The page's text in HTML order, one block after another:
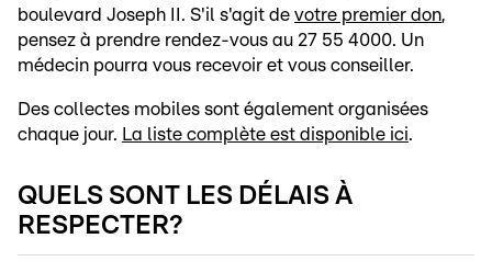
boulevard Joseph II. S'il s'agit de votre premier don,
pensez à prendre rendez-vous au 27 55 4000. Un
médecin pourra vous recevoir et vous conseiller.
Des collectes mobiles sont également organisées
chaque jour. La liste complète est disponible ici.
QUELS SONT LES DÉLAIS À
RESPECTER?